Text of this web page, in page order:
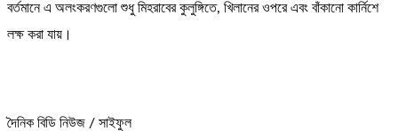
বর্তমানে এ অলংকরণগুলো শুধু মিহরাবের কুলুঙ্গিতে, খিলানের ওপরে এবং বাঁকানো কার্নিশে
লক্ষ করা যায়।
দৈনিক বিডি নিউজ / সাইফুল